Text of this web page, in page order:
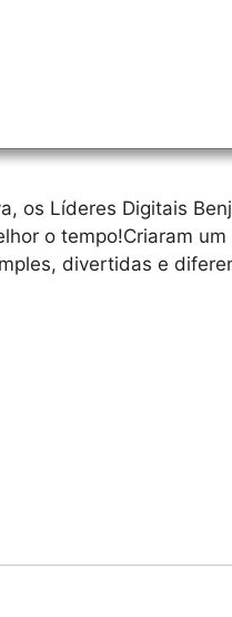
os Líderes Digitais
o tempo!Criaram
divertidas e